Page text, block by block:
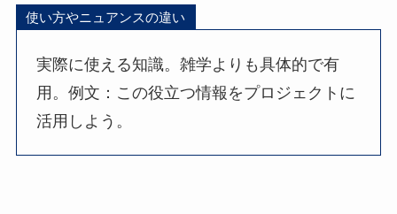
使い方やニュアンスの違い
実際に使える知識。雑学よりも具体的で有
用。例文：この役立つ情報をプロジェクトに
活用しよう。